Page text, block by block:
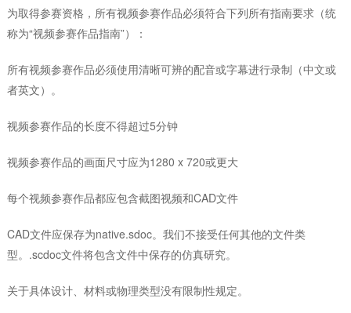
为取得参赛资格，所有视频参赛作品必须符合下列所有指南要求（统
称为“视频参赛作品指南”）：
所有视频参赛作品必须使用清晰可辨的配音或字幕进行录制（中文或
者英文）。
视频参赛作品的长度不得超过5分钟
视频参赛作品的画面尺寸应为1280 x 720或更大
每个视频参赛作品都应包含截图视频和CAD文件
CAD文件应保存为native.sdoc。我们不接受任何其他的文件类
型。.scdoc文件将包含文件中保存的仿真研究。
关于具体设计、材料或物理类型没有限制性规定。